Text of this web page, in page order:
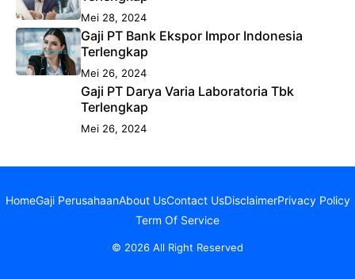
Mei 28, 2024
Gaji PT Bank Ekspor Impor Indonesia
Terlengkap
Mei 26, 2024
Gaji PT Darya Varia Laboratoria Tbk
Terlengkap
Mei 26, 2024
HomeGaji PerusahaanAbout UsContact UsDisclaimerPrivacy Policy
Term Of Service
© 2026 All Right Reserved